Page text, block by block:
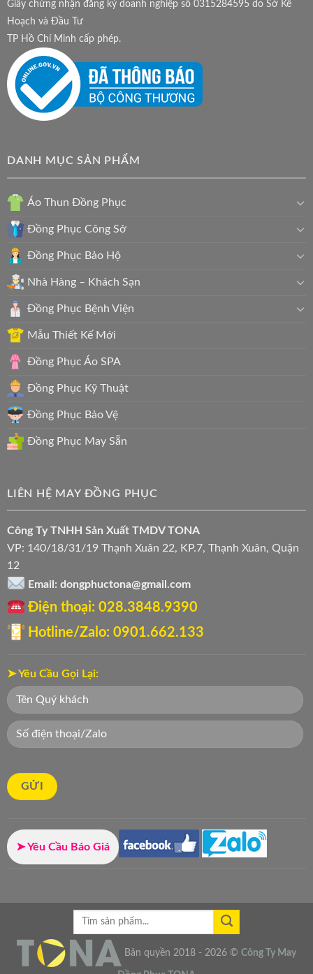
Giấy chứng nhận đăng ký doanh nghiệp số 0315284595 do Sở Kế
Hoạch và Đầu Tư
TP Hồ Chí Minh cấp phép.
DANH MỤC SẢN PHẨM
Áo Thun Đồng Phục
Đồng Phục Công Sở
Đồng Phục Bảo Hộ
Nhà Hàng – Khách Sạn
Đồng Phục Bệnh Viện
Mẫu Thiết Kế Mới
Đồng Phục Áo SPA
Đồng Phục Kỹ Thuật
Đồng Phục Bảo Vệ
Đồng Phục May Sẵn
LIÊN HỆ MAY ĐỒNG PHỤC
Công Ty TNHH Sản Xuất TMDV TONA
VP: 140/18/31/19 Thạnh Xuân 22, KP.7, Thạnh Xuân, Quận
12
Email: dongphuctona@gmail.com
Điện thoại: ‭028.3848.9390‬
Hotline/Zalo: 0901.662.133
➤ Yêu Cầu Gọi Lại:
➤ Yêu Cầu Báo Giá
Bản quyền 2018 - 2026 © Công Ty May